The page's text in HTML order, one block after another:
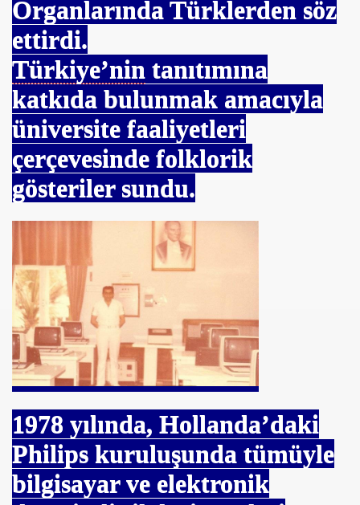
Organlarında Türklerden söz
ettirdi.
Türkiye’nin tanıtımına
katkıda bulunmak amacıyla
üniversite faaliyetleri
çerçevesinde folklorik
gösteriler sundu.
1978 yılında, Hollanda’daki
Philips kuruluşunda tümüyle
bilgisayar ve elektronik